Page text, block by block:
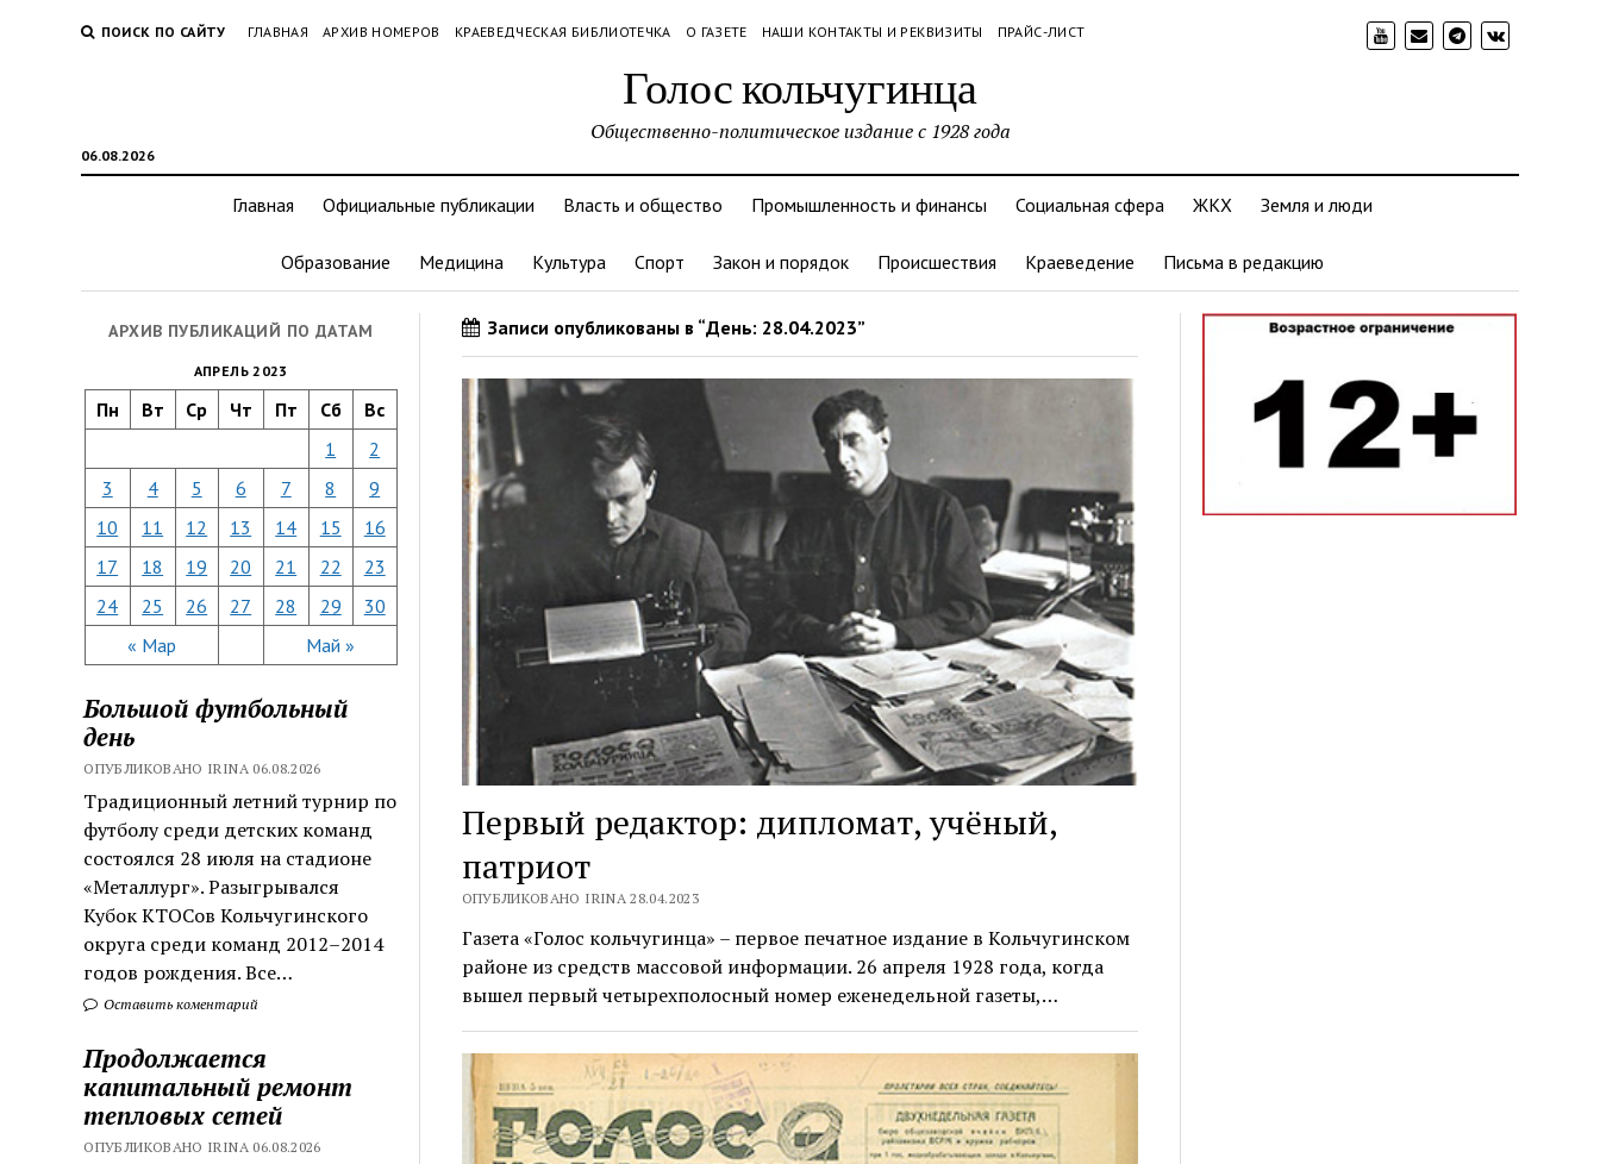
ПОИСК ПО САЙТУ ГЛАВНАЯ АРХИВ НОМЕРОВ КРАЕВЕДЧЕСКАЯ БИБЛИОТЕЧКА О ГАЗЕТЕ НАШИ КОНТАКТЫ И РЕКВИЗИТЫ ПРАЙС-ЛИСТ
Голос кольчугинца
06.08.2026
Общественно-политическое издание с 1928 года
Главная Официальные публикации Власть и общество Промышленность и финансы Социальная сфера ЖКХ Земля и люди
Образование Медицина Культура Спорт Закон и порядок Происшествия Краеведение Письма в редакцию
АРХИВ ПУБЛИКАЦИЙ ПО ДАТАМ
АПРЕЛЬ 2023
Пн Вт Ср Чт Пт Сб Вс
« Мар Май »
1
2
3
4 5 6 7 8
9
10
11 12 13 14 15
16
17
18 19 20 21 22
23
24
25 26 27 28 29 30
Большой футбольный
день
ОПУБЛИКОВАНО IRINA 06.08.2026
Традиционный летний турнир по
футболу среди детских команд
состоялся 28 июля на стадионе
«Металлург». Разыгрывался
Кубок КТОСов Кольчугинского
округа среди команд 2012–2014
годов рождения. Все…
Оставить коментарий
Продолжается
капитальный ремонт
тепловых сетей
ОПУБЛИКОВАНО IRINA 06.08.2026
Записи опубликованы в “День: 28.04.2023”
Первый редактор: дипломат, учёный,
патриот
ОПУБЛИКОВАНО IRINA 28.04.2023
Газета «Голос кольчугинца» – первое печатное издание в Кольчугинском
районе из средств массовой информации. 26 апреля 1928 года, когда
вышел первый четырехполосный номер еженедельной газеты,…